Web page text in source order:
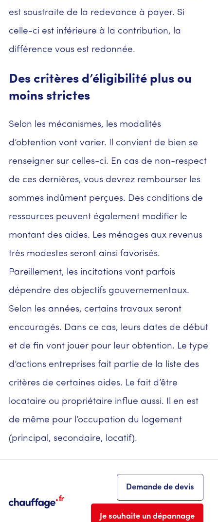
est soustraite de la redevance à payer. Si
celle-ci est inférieure à la contribution, la
différence vous est redonnée.
Des critères d’éligibilité plus ou
moins strictes
Selon les mécanismes, les modalités
d’obtention vont varier. Il convient de bien se
renseigner sur celles-ci. En cas de non-respect
de ces dernières, vous devrez rembourser les
sommes indûment perçues. Des conditions de
ressources peuvent également modifier le
montant des aides. Les ménages aux revenus
très modestes seront ainsi favorisés.
Pareillement, les incitations vont parfois
dépendre des objectifs gouvernementaux.
Selon les années, certains travaux seront
encouragés. Dans ce cas, leurs dates de début
et de fin vont jouer pour leur obtention. Le type
d’actions entreprises fait partie de la liste des
critères de certaines aides. Le fait d’être
locataire ou propriétaire influe aussi. Il en est
de même pour l’occupation du logement
(principal, secondaire, locatif).
Demande de devis
Je souhaite un dépannage